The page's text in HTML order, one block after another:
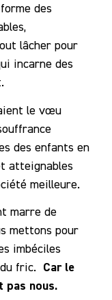
des
lâcher pour
incarne des
le vœu
des enfants en
atteignables
meilleure.
marre de
mettons pour
imbéciles
fric. Car le
pas nous.